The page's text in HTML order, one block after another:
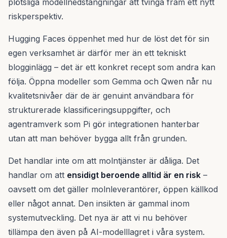
plötsliga modellnedstängningar att tvinga fram ett nytt
riskperspektiv.
Hugging Faces öppenhet med hur de löst det för sin
egen verksamhet är därför mer än ett tekniskt
blogginlägg – det är ett konkret recept som andra kan
följa. Öppna modeller som Gemma och Qwen når nu
kvalitetsnivåer där de är genuint användbara för
strukturerade klassificeringsuppgifter, och
agentramverk som Pi gör integrationen hanterbar
utan att man behöver bygga allt från grunden.
Det handlar inte om att molntjänster är dåliga. Det
handlar om att ensidigt beroende alltid är en risk –
oavsett om det gäller molnleverantörer, öppen källkod
eller något annat. Den insikten är gammal inom
systemutveckling. Det nya är att vi nu behöver
tillämpa den även på AI-modelllagret i våra system.